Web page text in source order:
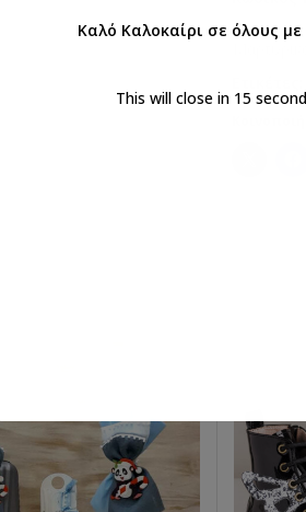
Καλό Καλοκαίρι σε όλους με
This will close in 14